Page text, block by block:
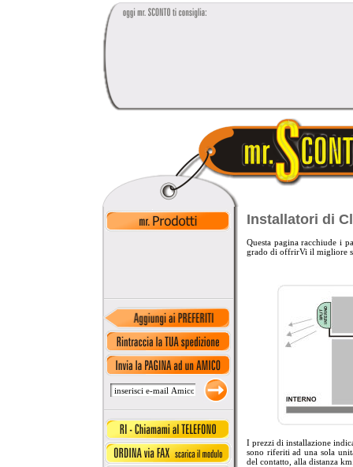
Installatori di
Questa pagina racchiude i
grado di offrirVi il migliore
I prezzi di installazione
sono riferiti ad una sola
del contatto, alla distanza